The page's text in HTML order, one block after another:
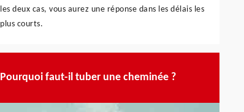
les deux cas, vous aurez une réponse dans les délais les
plus courts.
Pourquoi faut-il tuber une cheminée ?